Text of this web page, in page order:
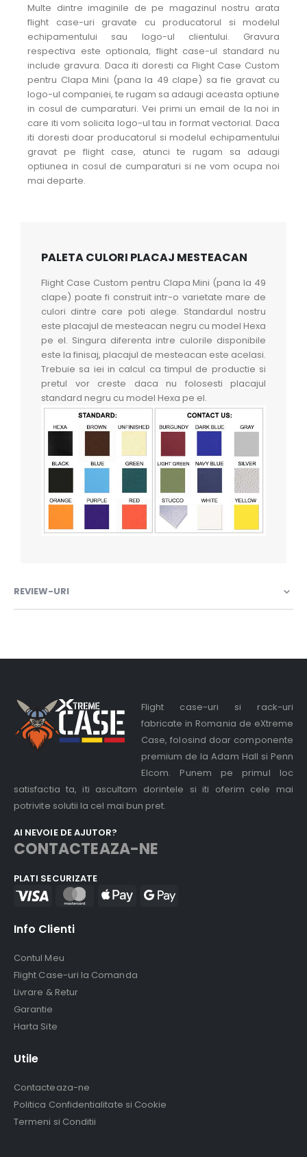
Multe dintre imaginile de pe magazinul nostru arata
flight case-uri gravate cu producatorul si modelul
echipamentului sau logo-ul clientului. Gravura
respectiva este optionala, flight case-ul standard nu
include gravura. Daca iti doresti ca Flight Case Custom
pentru Clapa Mini (pana la 49 clape) sa fie gravat cu
logo-ul companiei, te rugam sa adaugi aceasta optiune
in cosul de cumparaturi. Vei primi un email de la noi in
care iti vom solicita logo-ul tau in format vectorial. Daca
iti doresti doar producatorul si modelul echipamentului
gravat pe flight case, atunci te rugam sa adaugi
optiunea in cosul de cumparaturi si ne vom ocupa noi
mai departe.
PALETA CULORI PLACAJ MESTEACAN
Flight Case Custom pentru Clapa Mini (pana la 49
clape) poate fi construit intr-o varietate mare de
culori dintre care poti alege. Standardul nostru
este placajul de mesteacan negru cu model Hexa
pe el. Singura diferenta intre culorile disponibile
este la finisaj, placajul de mesteacan este acelasi.
Trebuie sa iei in calcul ca timpul de productie si
pretul vor creste daca nu folosesti placajul
standard negru cu model Hexa pe el.
REVIEW-URI
Flight case-uri si rack-uri
fabricate in Romania de eXtreme
Case, folosind doar componente
premium de la Adam Hall si Penn
Elcom. Punem pe primul loc
satisfactia ta, iti ascultam dorintele si iti oferim cele mai
potrivite solutii la cel mai bun pret.
AI NEVOIE DE AJUTOR?
CONTACTEAZA-NE
PLATI SECURIZATE
Info Clienti
Contul Meu
Flight Case-uri la Comanda
Livrare & Retur
Garantie
Harta Site
Utile
Contacteaza-ne
Politica Confidentialitate si Cookie
Termeni si Conditii